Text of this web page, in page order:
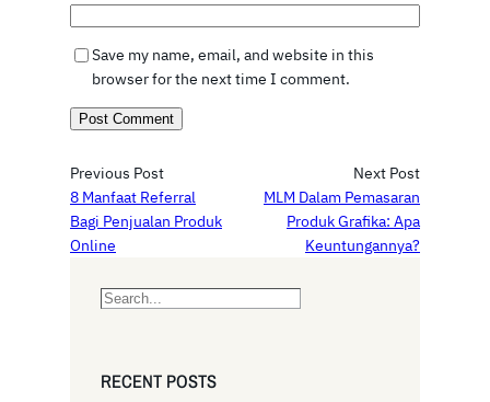
Save my name, email, and website in this
browser for the next time I comment.
Previous Post
8 Manfaat Referral
Bagi Penjualan Produk
Online
Next Post
MLM Dalam Pemasaran
Produk Grafika: Apa
Keuntungannya?
S
rRECENT POSTS